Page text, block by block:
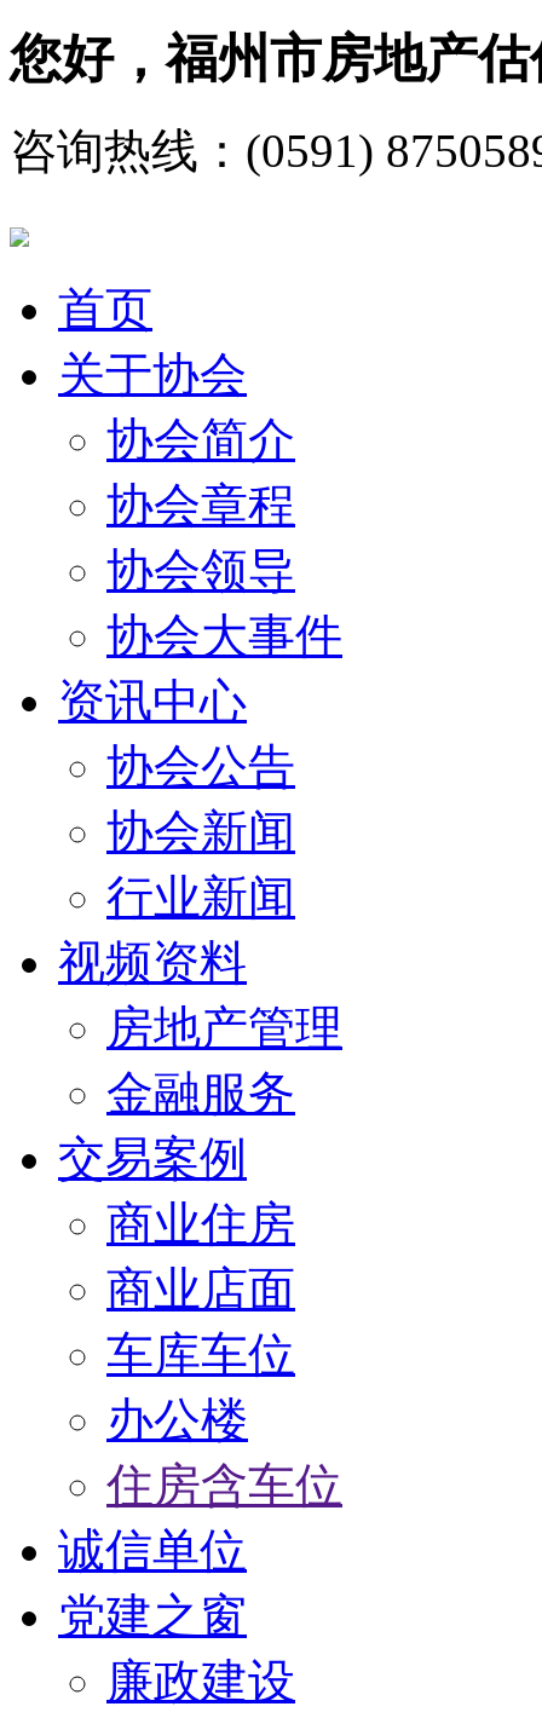
您好，福州市房地产
咨询热线：(0591)
首页
关于协会
协会简介
协会章程
协会领导
协会大事件
资讯中心
协会公告
协会新闻
行业新闻
视频资料
房地产管理
金融服务
交易案例
商业住房
商业店面
车库车位
办公楼
住房含车位
诚信单位
党建之窗
廉政建设